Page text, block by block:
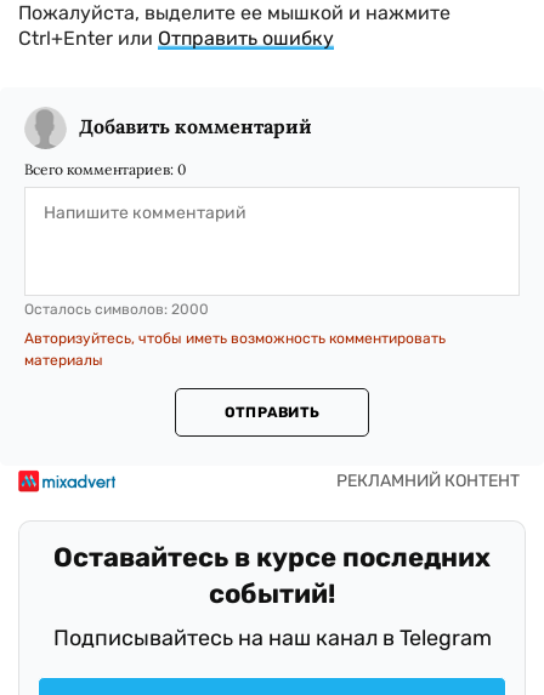
Пожалуйста, выделите ее мышкой и нажмите
Ctrl+Enter или Отправить ошибку
Добавить комментарий
Всего комментариев: 0
Осталось символов: 2000
Авторизуйтесь, чтобы иметь возможность комментировать
материалы
ОТПРАВИТЬ
Оставайтесь в курсе последних
событий!
Подписывайтесь на наш канал в Telegram